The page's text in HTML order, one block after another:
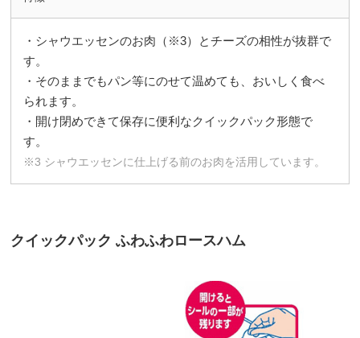
・シャウエッセンのお肉（※3）とチーズの相性が抜群で
す。
・そのままでもパン等にのせて温めても、おいしく食べ
られます。
・開け閉めできて保存に便利なクイックパック形態で
す。
※3 シャウエッセンに仕上げる前のお肉を活用しています。
クイックパック ふわふわロースハム